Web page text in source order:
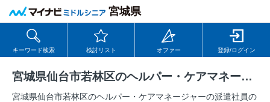
宮城県
キーワード検索 検討リスト オファー 登録/ログイン
宮城県仙台市若林区のヘルパー・ケアマネージャーの派遣社員の求人
宮城県仙台市若林区のヘルパー・ケアマネージャーの派遣社員の